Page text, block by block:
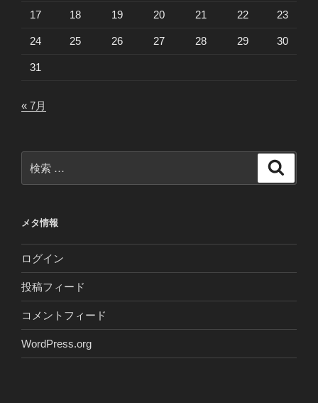
17 18 19 20 21 22 23
24 25 26 27 28 29 30
31
« 7月
索:
メタ情報
ログイン
投稿フィード
コメントフィード
WordPress.org